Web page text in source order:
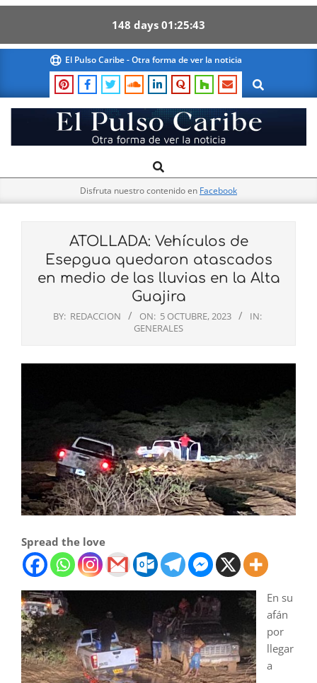
148 days 01 25 43
content
El Pulso Caribe - Otra forma de ver la noticia
Search
El
Pulso
Navigation
Search
Disfruta nuestro contenido en Facebook
ATOLLADA: Vehículos de
Esepgua quedaron atascados
en medio de las lluvias en la Alta
Guajira
BY: REDACCION ON: 5 OCTUBRE, 2023
IN:
GENERALES
Spread the love
En su
afán
por
llegar
a